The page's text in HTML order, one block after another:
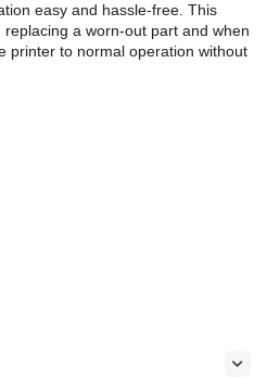
easy and hassle-free. This
a worn-out part and when
printer to normal operation without